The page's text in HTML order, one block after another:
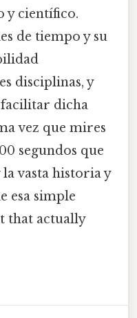
y científico.
de tiempo y su
disciplinas, y
facilitar dicha
vez que mires
segundos que
vasta historia y
esa simple
that actually